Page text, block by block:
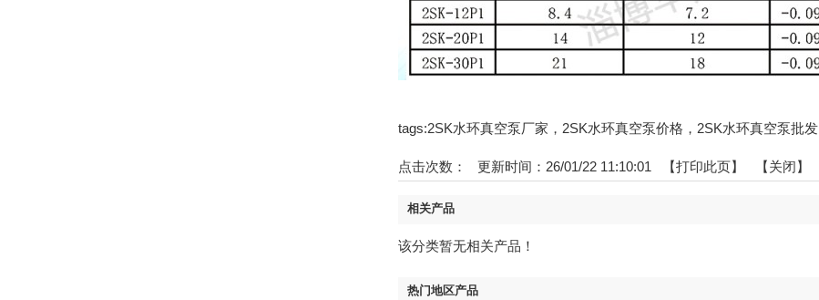
tags:2SK水环真空泵厂家，2SK水环真空泵价格，2SK水环真空泵批发
点击次数： 更新时间：26/01/22 11:10:01 【打印此页】 【关闭】
相关产品
该分类暂无相关产品！
热门地区产品